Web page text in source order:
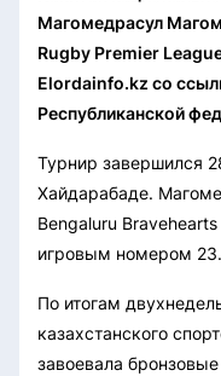
Магомедрасул
Rugby Premier
Elordainfo.kz со
Республиканской
Турнир завершился
Хайдарабаде.
Bengaluru
игровым номером 23.
По итогам
казахстанского
завоевала